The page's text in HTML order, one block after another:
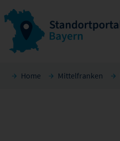
Home Mittelfranken